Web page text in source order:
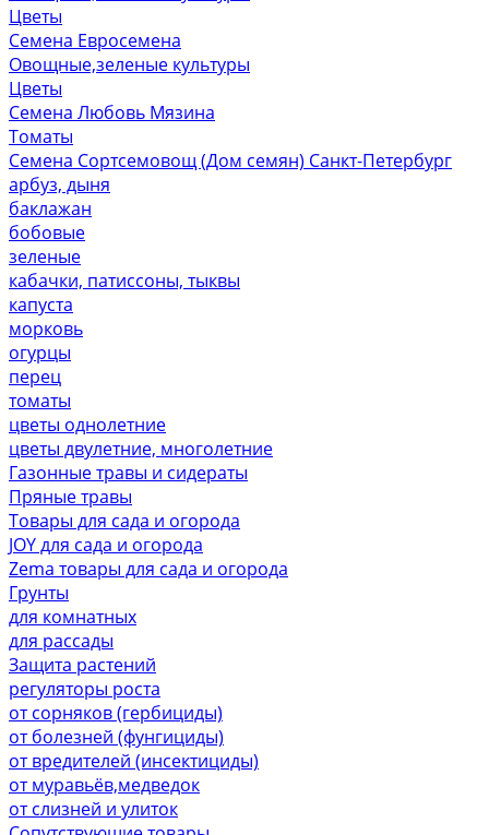
Цветы
Семена Евросемена
Овощные,зеленые культуры
Цветы
Семена Любовь Мязина
Томаты
Семена Сортсемовощ (Дом семян) Санкт-Петербург
арбуз, дыня
баклажан
бобовые
зеленые
кабачки, патиссоны, тыквы
капуста
морковь
огурцы
перец
томаты
цветы однолетние
цветы двулетние, многолетние
Газонные травы и сидераты
Пряные травы
Товары для сада и огорода
JOY для сада и огорода
Zema товары для сада и огорода
Грунты
для комнатных
для рассады
Защита растений
регуляторы роста
от сорняков (гербициды)
от болезней (фунгициды)
от вредителей (инсектициды)
от муравьёв,медведок
от слизней и улиток